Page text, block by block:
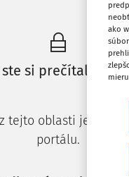
ste si prečítali len
tejto oblasti je
portálu.
ako